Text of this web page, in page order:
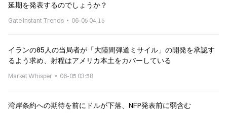
延期を発表するのでしょうか？
Gate Instant Trends 06-05 04:15
イランの85人の当局者が「大陸間弾道ミサイル」の開発を承認す
るよう求め、射程はアメリカ本土をカバーしている
Market Whisper 06-05 03:58
湾岸条約への期待を前にドルが下落、NFP発表前に弱含む